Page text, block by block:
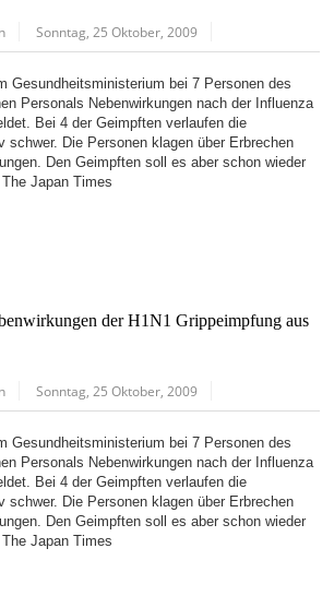
Sonntag, 25 Oktober, 2009
Gesundheitsministerium bei 7 Personen des
Personals Nebenwirkungen nach der Influenza
Bei 4 der Geimpften verlaufen die
schwer. Die Personen klagen über Erbrechen
Den Geimpften soll es aber schon wieder
Japan Times
der H1N1 Grippeimpfung aus
Sonntag, 25 Oktober, 2009
Gesundheitsministerium bei 7 Personen des
Personals Nebenwirkungen nach der Influenza
Bei 4 der Geimpften verlaufen die
schwer. Die Personen klagen über Erbrechen
Den Geimpften soll es aber schon wieder
Japan Times